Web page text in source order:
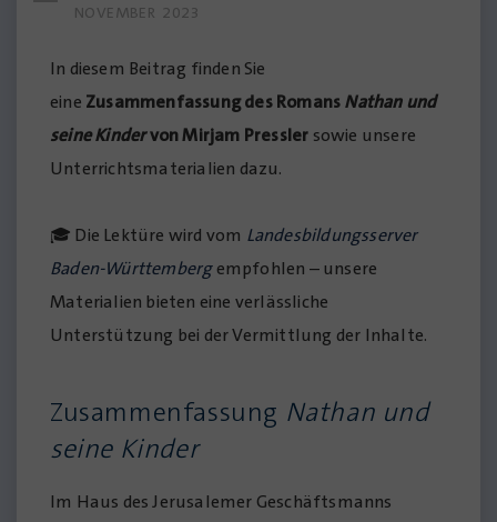
NOVEMBER 2023
In diesem Beitrag finden Sie
eine Zusammenfassung des RomansNathan und
seine Kindervon Mirjam Pressler sowie unsere
Unterrichtsmaterialien dazu.
🎓 Die Lektüre wird vom Landesbildungsserver
Baden-Württembergempfohlen – unsere
Materialien bieten eine verlässliche
Unterstützung bei der Vermittlung der Inhalte.
Zusammenfassung Nathan und
seine Kinder
Im Haus des Jerusalemer Geschäftsmanns